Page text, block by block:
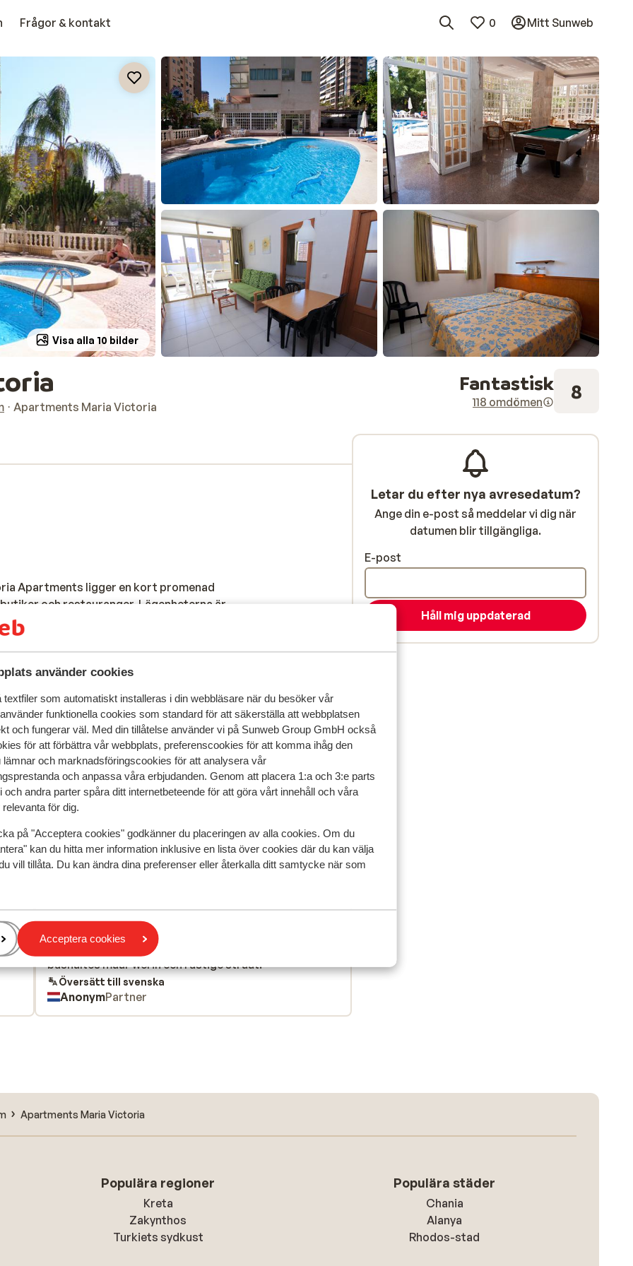
använder cookies
textfiler som automatiskt installeras i din webbläsare när du besöker vår
funktionella cookies som standard för att säkerställa att webbplatsen
och fungerar väl. Med din tillåtelse använder vi på Sunweb Group GmbH också
för att förbättra vår webbplats, preferenscookies för att komma ihåg den
lämnar och marknadsföringscookies för att analysera vår
och anpassa våra erbjudanden. Genom att placera 1:a och 3:e parts
andra parter spåra ditt internetbeteende för att göra vårt innehåll och våra
för dig.
på "Acceptera cookies" godkänner du placeringen av alla cookies. Om du
kan du hitta mer information inklusive en lista över cookies där du kan välja
vill tillåta. Du kan ändra dina preferenser eller återkalla ditt samtycke när som
Acceptera cookies
Frågor & kontakt 0 Mitt Sunweb
Visa alla 10 bilder
Apartments Maria Victoria
Fantastisk
118 omdömen 8
Apartments ligger en kort promenad
och restauranger. Lägenheterna är
har antingen en balkong eller
Benidorm. Strand & pool
så härifrån kan du tillbringa många
ligger endast 700 meter från Maria
koppla av och njuta av en fin
måltider, du har goda möjligheter att
Parallellt med stränderna Levante och
med ett stort utbud av restauranger,
middag medans du ser ut över havet.
är området Callejón de las tapas, som
spanska barer och goda tapas. Du hittar
deras upplevelser av vår produkt.
Mest bokad av partner
Mooi schoon appartement. Basic maar alle belangrijke
dingen zijn aanwezig. De ligging is voor ons ideaal: op
loopafstand van strand, winkels, restaurants en
bushaltes maar wel in een rustige straat.
Mooi schoon appartement. Basic maar alle belangrijke
dingen zijn aanwezig. De ligging is voor ons ideaal: op
loopafstand van strand, winkels, restaurants en
bushaltes maar wel in een rustige straat.
Översätt till svenska
AnonymPartner
Letar du efter nya avresedatum?
Ange din e-post så meddelar vi dig när
datumen blir tillgängliga.
E-post
Håll mig uppdaterad
Apartments Maria Victoria
Populära regioner
Kreta
Zakynthos
Turkiets sydkust
Populära städer
Chania
Alanya
Rhodos-stad